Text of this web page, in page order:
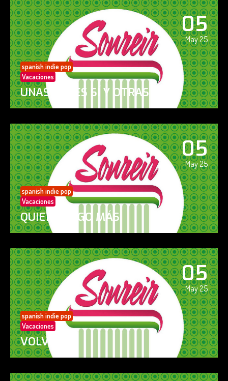
05
May 25
spanish indie pop
Vacaciones
UNAS VECES SÍ Y OTRAS NO
05
May 25
spanish indie pop
Vacaciones
QUIERO ALGO MÁS
05
May 25
spanish indie pop
Vacaciones
VOLVERÁS